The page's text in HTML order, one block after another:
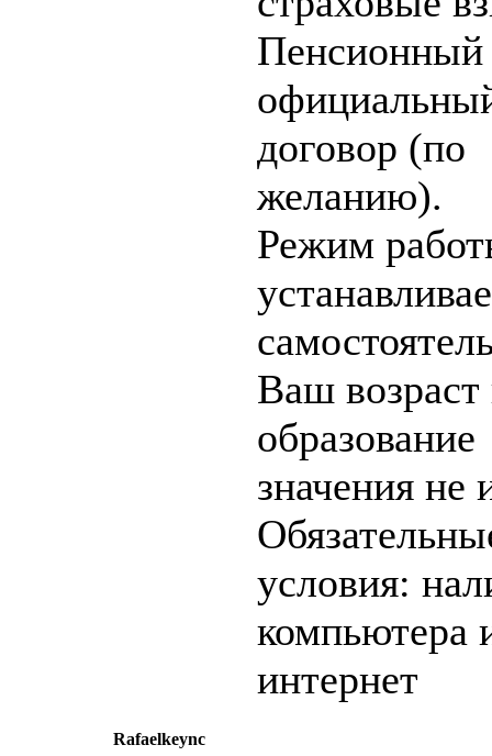
договор (по
желанию).
Режим
Ваш возраст
образование
значения не
условия:
компьютера
интернет
Rafaelkeync